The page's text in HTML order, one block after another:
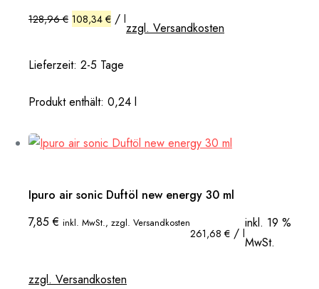
128,96€ 108,34 € / l
zzgl. Versandkosten
Lieferzeit: 2-5 Tage
Produkt enthält: 0,24 l
Ipuro air sonic Duftöl new energy 30 ml
7,85€ inkl. MwSt., zzgl. Versandkosten
261,68 € / l
inkl. 19 %
MwSt.
zzgl. Versandkosten